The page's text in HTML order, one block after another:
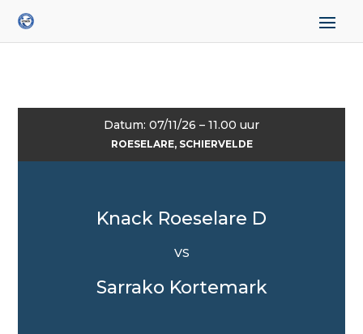
Datum: 07/11/26 – 11.00 uur
ROESELARE, SCHIERVELDE
Knack Roeselare D
VS
Sarrako Kortemark